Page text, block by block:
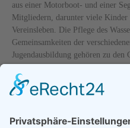
aus einer Motorboot- und einer
Mitgliedern, darunter viele Kinder
Vereinsleben. Die Pflege des
Gemeinsamkeiten der
Jugendausbildung gehören zu
Motor-Yacht-Club Überlingersee